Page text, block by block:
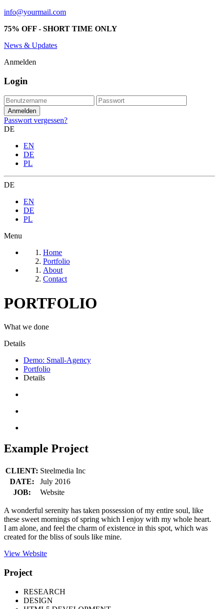
info@yourmail.com
75% OFF - SHORT TIME ONLY
News & Updates
Anmelden
Login
Passwort vergessen?
DE
EN
DE
PL
DE
EN
DE
PL
Menu
Home
Portfolio
About
Contact
PORTFOLIO
What we done
Details
Demo: Small-Agency
Portfolio
Details
Example Project
CLIENT: Steelmedia Inc
DATE:
July 2016
JOB:
Website
A wonderful serenity has taken possession of my entire soul, like
these sweet mornings of spring which I enjoy with my whole heart.
I am alone, and feel the charm of existence in this spot, which was
created for the bliss of souls like mine.
View Website
Project
RESEARCH
DESIGN